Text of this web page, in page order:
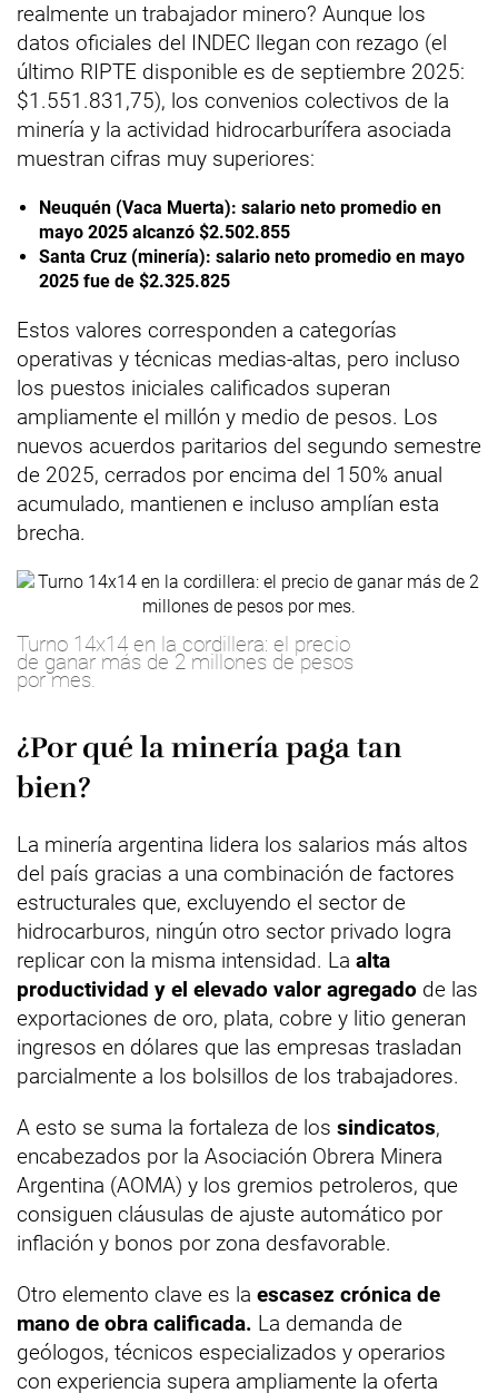
realmente un trabajador minero? Aunque los
datos oficiales del INDEC llegan con rezago (el
último RIPTE disponible es de septiembre 2025:
$1.551.831,75), los convenios colectivos de la
minería y la actividad hidrocarburífera asociada
muestran cifras muy superiores:
Neuquén (Vaca Muerta): salario neto promedio en
mayo 2025 alcanzó $2.502.855
Santa Cruz (minería): salario neto promedio en mayo
2025 fue de $2.325.825
Estos valores corresponden a categorías
operativas y técnicas medias-altas, pero incluso
los puestos iniciales calificados superan
ampliamente el millón y medio de pesos. Los
nuevos acuerdos paritarios del segundo semestre
de 2025, cerrados por encima del 150% anual
acumulado, mantienen e incluso amplían esta
brecha.
Turno 14x14 en la cordillera: el precio
de ganar más de 2 millones de pesos
por mes.
¿Por qué la minería paga tan
bien?
La minería argentina lidera los salarios más altos
del país gracias a una combinación de factores
estructurales que, excluyendo el sector de
hidrocarburos, ningún otro sector privado logra
replicar con la misma intensidad. La alta
productividad y el elevado valor agregado de las
exportaciones de oro, plata, cobre y litio generan
ingresos en dólares que las empresas trasladan
parcialmente a los bolsillos de los trabajadores.
A esto se suma la fortaleza de los sindicatos,
encabezados por la Asociación Obrera Minera
Argentina (AOMA) y los gremios petroleros, que
consiguen cláusulas de ajuste automático por
inflación y bonos por zona desfavorable.
Otro elemento clave es la escasez crónica de
mano de obra calificada. La demanda de
geólogos, técnicos especializados y operarios
con experiencia supera ampliamente la oferta